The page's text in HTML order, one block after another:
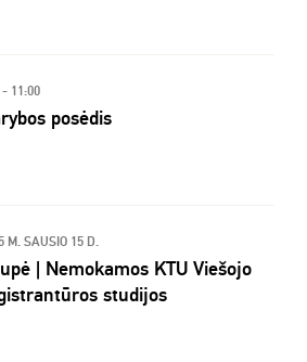
- 11:00
posėdis
M. SAUSIO 15 D.
| Nemokamos KTU Viešojo
studijos